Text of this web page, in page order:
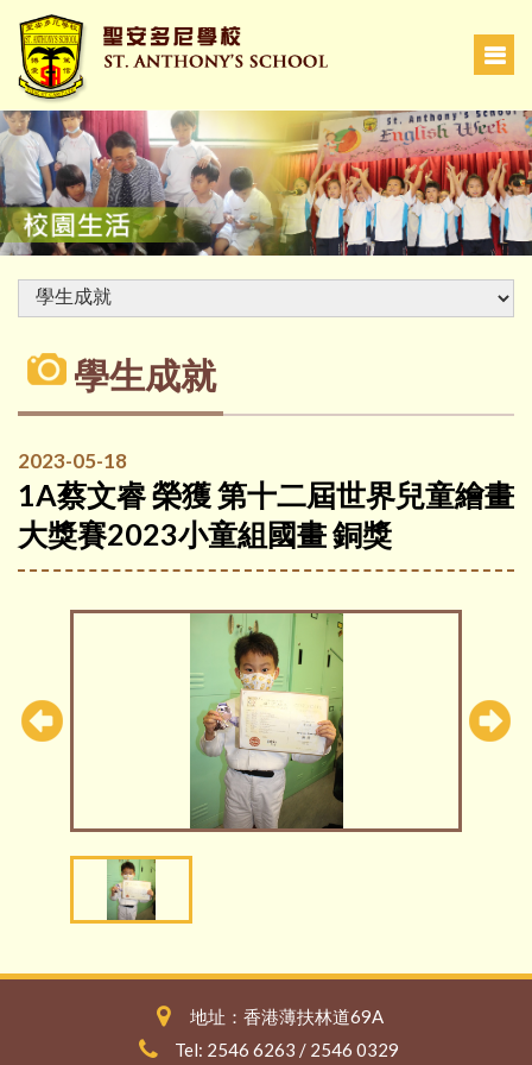
學生成就
2023-05-18
1A蔡文睿 榮獲 第十二屆世界兒童繪畫
大獎賽2023小童組國畫 銅獎
地址：香港薄扶林道69A
Tel: 2546 6263 / 2546 0329